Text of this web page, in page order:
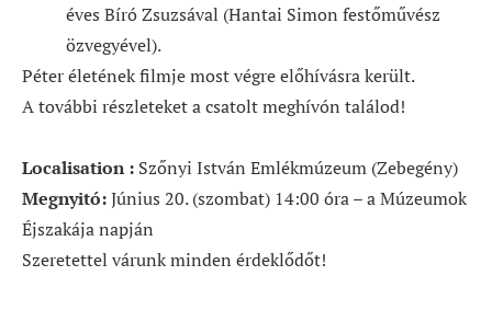
éves Bíró Zsuzsával (Hantai Simon festőművész
özvegyével).
Péter életének filmje most végre előhívásra került.
A további részleteket a csatolt meghívón találod!
Localisation : Szőnyi István Emlékmúzeum (Zebegény)
Megnyitó:Június 20. (szombat) 14:00 óra – a Múzeumok
Éjszakája napján
Szeretettel várunk minden érdeklődőt!